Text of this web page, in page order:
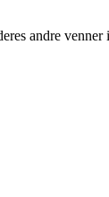
andre venner